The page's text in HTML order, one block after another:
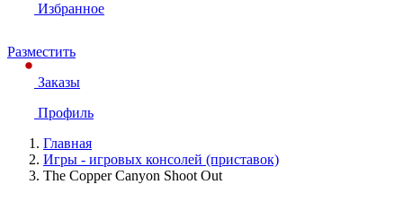
Избранное
Разместить
Заказы
Профиль
Главная
Игры - игровых консолей (приставок)
The Copper Canyon Shoot Out